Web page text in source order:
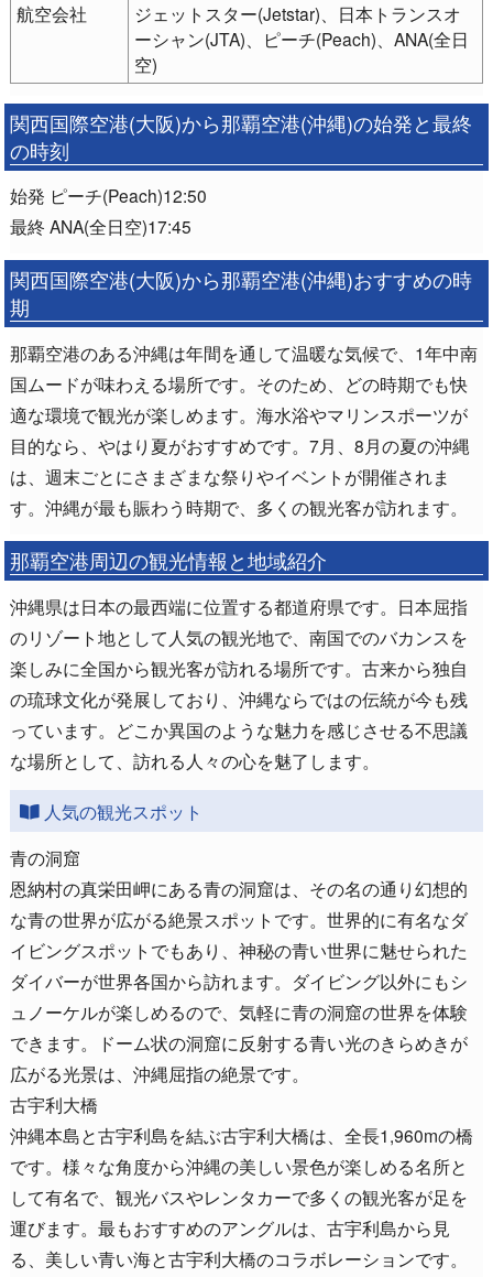
航空会社
ジェットスター(Jetstar)、日本トランスオ
ーシャン(JTA)、ピーチ(Peach)、ANA(全日
空)
関西国際空港(大阪)から那覇空港(沖縄)の始発と最終
の時刻
始発 ピーチ(Peach)12:50
最終 ANA(全日空)17:45
関西国際空港(大阪)から那覇空港(沖縄)おすすめの時
期
那覇空港のある沖縄は年間を通して温暖な気候で、1年中南
国ムードが味わえる場所です。そのため、どの時期でも快
適な環境で観光が楽しめます。海水浴やマリンスポーツが
目的なら、やはり夏がおすすめです。7月、8月の夏の沖縄
は、週末ごとにさまざまな祭りやイベントが開催されま
す。沖縄が最も賑わう時期で、多くの観光客が訪れます。
那覇空港周辺の観光情報と地域紹介
沖縄県は日本の最西端に位置する都道府県です。日本屈指
のリゾート地として人気の観光地で、南国でのバカンスを
楽しみに全国から観光客が訪れる場所です。古来から独自
の琉球文化が発展しており、沖縄ならではの伝統が今も残
っています。どこか異国のような魅力を感じさせる不思議
な場所として、訪れる人々の心を魅了します。
人気の観光スポット
青の洞窟
恩納村の真栄田岬にある青の洞窟は、その名の通り幻想的
な青の世界が広がる絶景スポットです。世界的に有名なダ
イビングスポットでもあり、神秘の青い世界に魅せられた
ダイバーが世界各国から訪れます。ダイビング以外にもシ
ュノーケルが楽しめるので、気軽に青の洞窟の世界を体験
できます。ドーム状の洞窟に反射する青い光のきらめきが
広がる光景は、沖縄屈指の絶景です。
古宇利大橋
沖縄本島と古宇利島を結ぶ古宇利大橋は、全長1,960mの橋
です。様々な角度から沖縄の美しい景色が楽しめる名所と
して有名で、観光バスやレンタカーで多くの観光客が足を
運びます。最もおすすめのアングルは、古宇利島から見
る、美しい青い海と古宇利大橋のコラボレーションです。